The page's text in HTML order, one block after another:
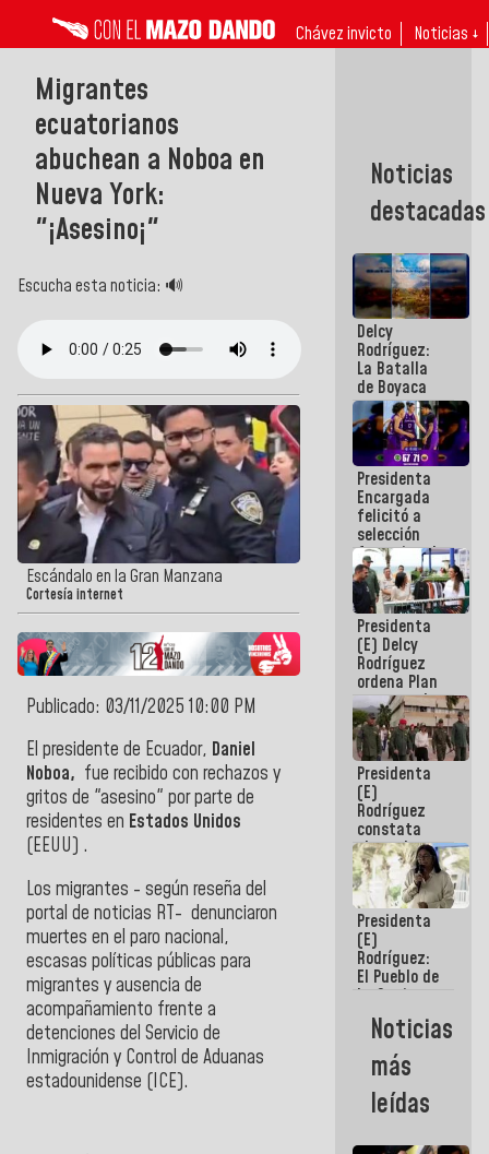
Chávez invicto Noticias ↓
Migrantes
ecuatorianos
abuchean a Noboa en
Nueva York:
"¡Asesino¡"
Escucha esta noticia: 🔊
Escándalo en la Gran Manzana
Cortesía internet
Publicado: 03/11/2025 10:00 PM
El presidente de Ecuador, Daniel
Noboa, fue recibido con rechazos y
gritos de "asesino" por parte de
residentes en Estados Unidos
(EEUU) .
Los migrantes - según reseña del
portal de noticias RT- denunciaron
muertes en el paro nacional,
escasas políticas públicas para
migrantes y ausencia de
acompañamiento frente a
detenciones del Servicio de
Inmigración y Control de Aduanas
estadounidense (ICE).
Noticias
destacadas
Delcy
Rodríguez:
La Batalla
de Boyaca
representa
un capítulo
decisivo en
la gesta
emancipadora
de nuestra
América
Presidenta
Encargada
felicitó a
selección
femenina de
baloncesto
por su
clasificación
a la
AmeriCup
2027
Presidenta
(E) Delcy
Rodríguez
ordena Plan
maestro de
desarrollo
logístico y
turístico
para La
Guaira
Presidenta
(E)
Rodríguez
constata
obras de
rehabilitación
de Escuela
Militar de
Mamo en La
Guaira
Presidenta
(E)
Rodríguez:
El Pueblo de
La Guaira
siempre
estará
acompañada
por el
Gobierno
Nacional
Noticias
más
leídas